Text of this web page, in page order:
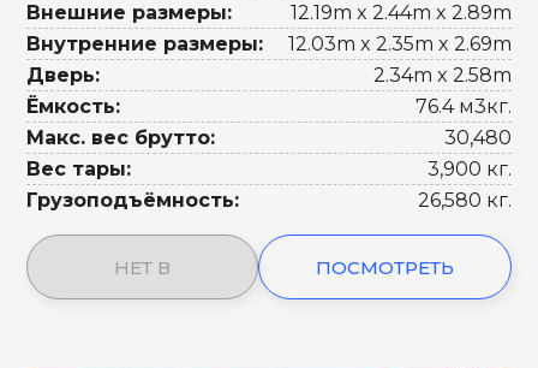
Внешние размеры:
12.19m x 2.44m x 2.89m
Внутренние размеры:
12.03m x 2.35m x 2.69m
Дверь:
2.34m x 2.58m
Ёмкость:
76.4 м3кг.
Макс. вес брутто:
30,480
Вес тары:
3,900 кг.
Грузоподъёмность:
26,580 кг.
НЕТ В ПОСМОТРЕТЬ